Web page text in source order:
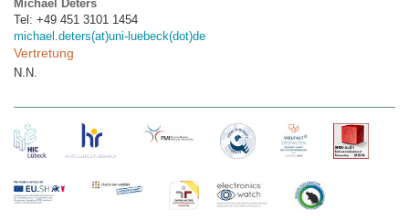
Michael Deters
Tel: +49 451 3101 1454
michael.deters(at)uni-luebeck(dot)de
Vertretung
N.N.